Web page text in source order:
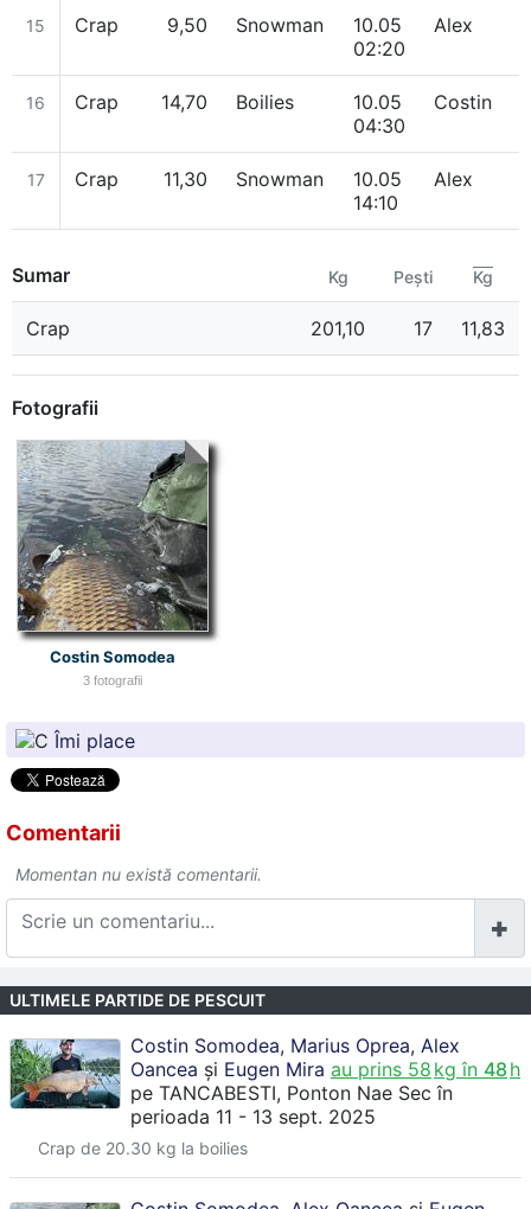
15 Crap 9,50 Snowman
10.05
02:20
Alex
16 Crap 14,70 Boilies
10.05
04:30
Costin
17 Crap 11,30 Snowman
10.05
14:10
Alex
Sumar Kg Pești Kg
Crap 201,10 17 11,83
Fotografii
Costin Somodea
3 fotografii
Îmi place
Comentarii
Momentan nu există comentarii.
ULTIMELE PARTIDE DE PESCUIT
Costin Somodea, Marius Oprea, Alex
Oancea și Eugen Mira au prins 58 kg în 48 h
pe TANCABESTI, Ponton Nae Secîn
perioada 11 - 13 sept. 2025
Crap de 20.30 kg la boilies